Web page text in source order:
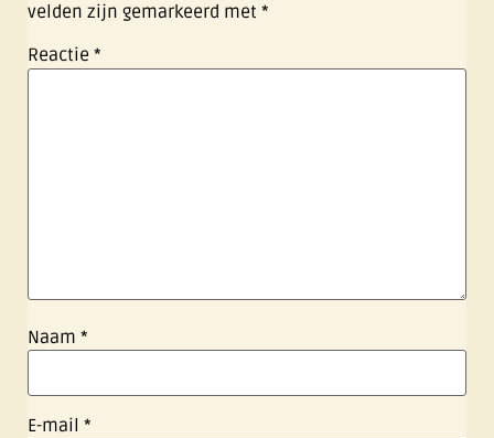
velden zijn gemarkeerd met *
Reactie *
Naam *
E-mail *